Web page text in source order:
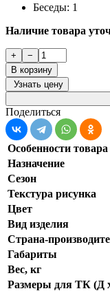
Беседы: 1
Наличие товара
+
−
В корзину
Узнать цену
Поделиться
Особенности товара
Назначение
Сезон
Текстура рисунка
Цвет
Вид изделия
Страна-
Габариты
Вес, кг
Размеры для ТК (Д